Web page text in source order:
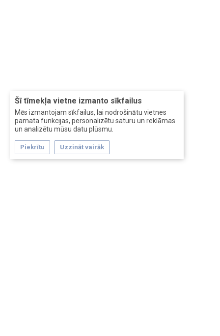
Šī tīmekļa vietne izmanto sīkfailus
Mēs izmantojam sīkfailus, lai nodrošinātu vietnes
pamata funkcijas, personalizētu saturu un reklāmas
un analizētu mūsu datu plūsmu.
Piekrītu Uzzināt vairāk